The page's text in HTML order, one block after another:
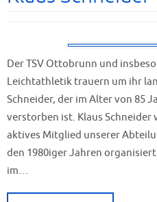
Der TSV Ottobrunn und
Leichtathletik trauern um ihr
Schneider, der im Alter von 85
verstorben ist. Klaus Schneider
aktives Mitglied unserer
den 1980iger Jahren
im…